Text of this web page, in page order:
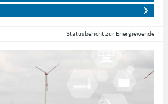
Statusbericht zur Energiewende